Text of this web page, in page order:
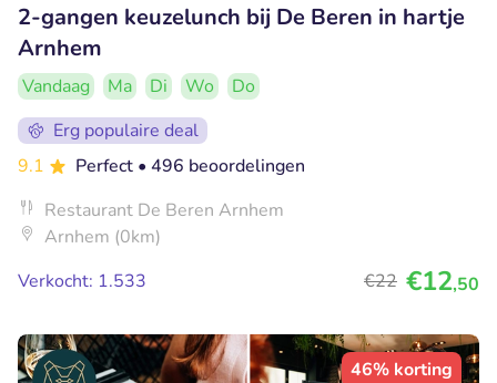
2-gangen keuzelunch bij De Beren in hartje
Arnhem
Vandaag Ma Di Wo
Do
Erg populaire deal
9.1
Perfect • 496 beoordelingen
Restaurant De Beren Arnhem
Arnhem (0km)
Verkocht: 1.533
€22 €12,50
46% korting